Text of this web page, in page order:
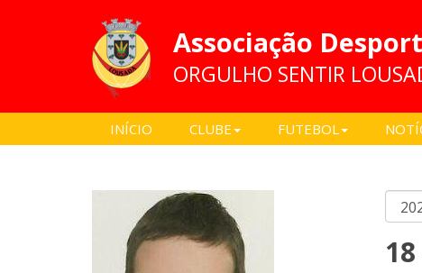
Associação
ORGULHO SENTIR
INÍCIO CLUBE FUTEBOL
18